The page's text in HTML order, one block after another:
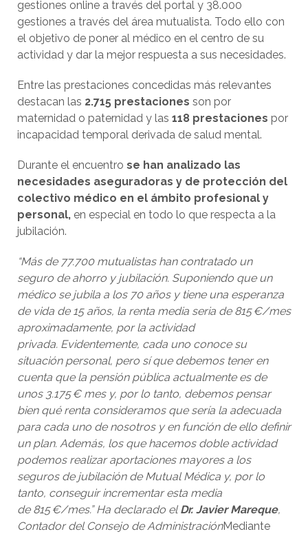
gestiones online a través del portal y 38.000
gestiones a través del área mutualista. Todo ello con
el objetivo de poner al médico en el centro de su
actividad y dar la mejor respuesta a sus necesidades.
Entre las prestaciones concedidas más relevantes
destacan las 2.715 prestaciones son por
maternidad o paternidad y las 118 prestaciones por
incapacidad temporal derivada de salud mental.
Durante el encuentro se han analizado las
necesidades aseguradoras y de protección del
colectivo médico en el ámbito profesional y
personal, en especial en todo lo que respecta a la
jubilación.
“Más de 77.700 mutualistas han contratado un
seguro de ahorro y jubilación. Suponiendo que un
médico se jubila a los 70 años y tiene una esperanza
de vida de 15 años, la renta media seria de 815 €/mes
aproximadamente, por la actividad
privada. Evidentemente, cada uno conoce su
situación personal, pero sí que debemos tener en
cuenta que la pensión pública actualmente es de
unos 3.175 € mes y, por lo tanto, debemos pensar
bien qué renta consideramos que sería la adecuada
para cada uno de nosotros y en función de ello definir
un plan. Además, los que hacemos doble actividad
podemos realizar aportaciones mayores a los
seguros de jubilación de Mutual Médica y, por lo
tanto, conseguir incrementar esta media
de 815 €/mes.” Ha declarado elDr. Javier Mareque,
Contador del Consejo de AdministraciónMediante